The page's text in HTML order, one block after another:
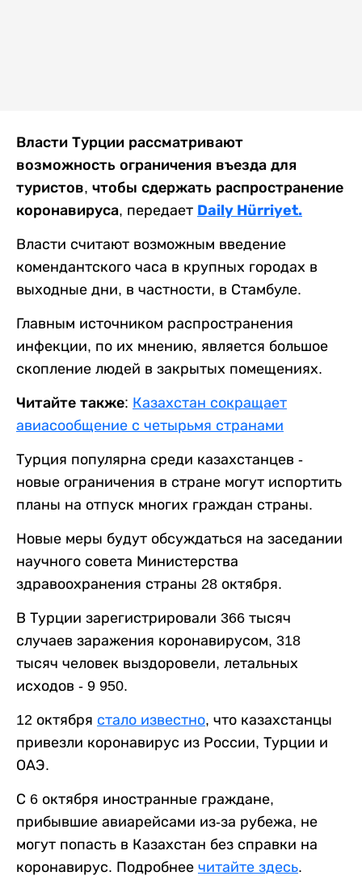
Власти Турции рассматривают
возможность ограничения въезда для
туристов, чтобы сдержать распространение
коронавируса, передает Daily Hürriyet.
Власти считают возможным введение
комендантского часа в крупных городах в
выходные дни, в частности, в Стамбуле.
Главным источником распространения
инфекции, по их мнению, является большое
скопление людей в закрытых помещениях.
Читайте также: Казахстан сокращает
авиасообщение с четырьмя странами
Турция популярна среди казахстанцев -
новые ограничения в стране могут испортить
планы на отпуск многих граждан страны.
Новые меры будут обсуждаться на заседании
научного совета Министерства
здравоохранения страны 28 октября.
В Турции зарегистрировали 366 тысяч
случаев заражения коронавирусом, 318
тысяч человек выздоровели, летальных
исходов - 9 950.
12 октября стало известно, что казахстанцы
привезли коронавирус из России, Турции и
ОАЭ.
С 6 октября иностранные граждане,
прибывшие авиарейсами из-за рубежа, не
могут попасть в Казахстан без справки на
коронавирус. Подробнее читайте здесь.